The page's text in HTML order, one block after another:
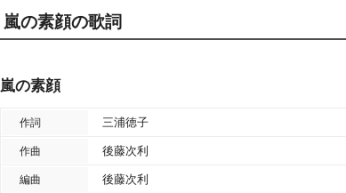
嵐の素顔の歌詞
嵐の素顔
作詞 三浦徳子
作曲 後藤次利
編曲 後藤次利